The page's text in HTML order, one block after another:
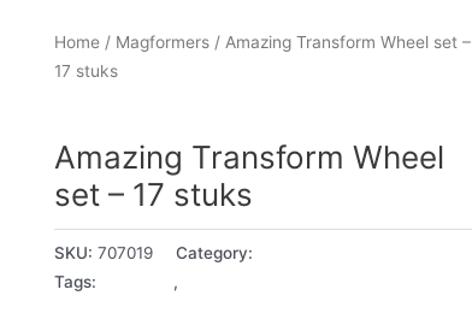
Home/ Magformers/ Amazing Transform Wheel set –
17 stuks
Amazing Transform Wheel
set – 17 stuks
SKU: 707019 Category:
Tags:
,